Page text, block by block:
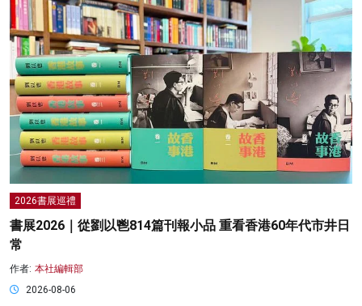
2026書展巡禮
書展2026｜從劉以鬯814篇刊報小品 重看香港60年代市井日
常
作者: 本社編輯部
2026-08-06